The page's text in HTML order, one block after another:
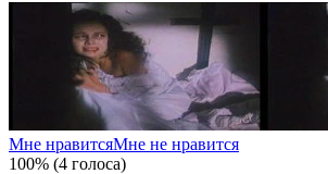
Мне нравитсяМне не нравится
100% (4 голоса)